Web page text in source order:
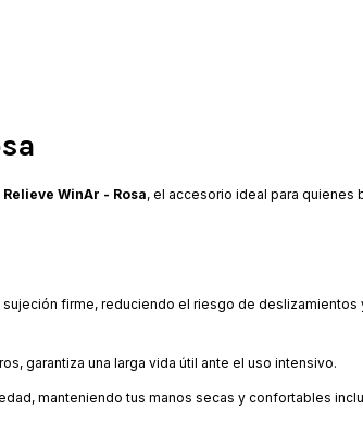
WinAr - Rosa, el accesorio ideal para quienes
firme, reduciendo el riesgo de deslizamientos
garantiza una larga vida útil ante el uso intensivo.
manteniendo tus manos secas y confortables